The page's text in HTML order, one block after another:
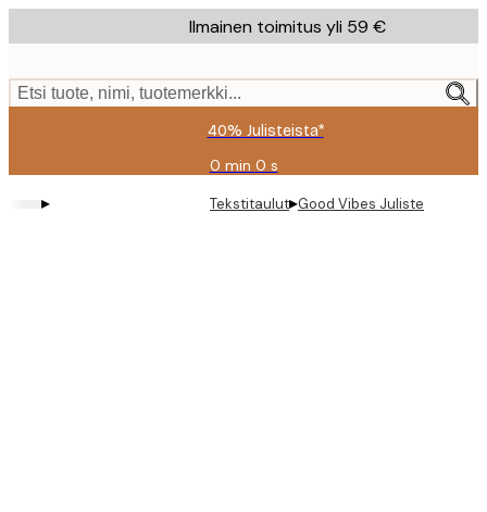
to
content.
Ilmainen toimitus yli 59 €
Etsi tuote, nimi, tuotemerkki...
40% Julisteista*
0 min 0 s
Voimassa
asti:
2026-
▸ Tekstitaulut▸Good Vibes Juliste